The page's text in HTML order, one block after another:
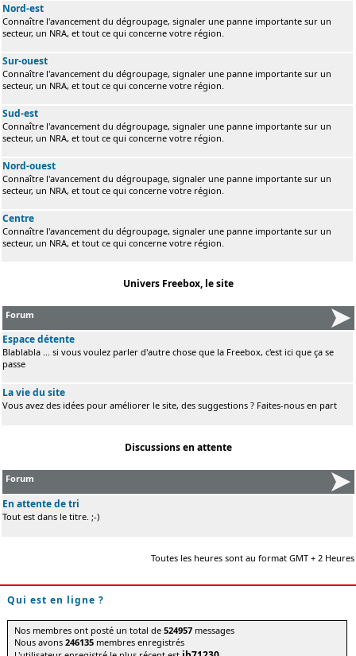
Nord-est
Connaître l'avancement du dégroupage, signaler une panne importante sur un
secteur, un NRA, et tout ce qui concerne votre région.
Sur-ouest
Connaître l'avancement du dégroupage, signaler une panne importante sur un
secteur, un NRA, et tout ce qui concerne votre région.
Sud-est
Connaître l'avancement du dégroupage, signaler une panne importante sur un
secteur, un NRA, et tout ce qui concerne votre région.
Nord-ouest
Connaître l'avancement du dégroupage, signaler une panne importante sur un
secteur, un NRA, et tout ce qui concerne votre région.
Centre
Connaître l'avancement du dégroupage, signaler une panne importante sur un
secteur, un NRA, et tout ce qui concerne votre région.
Univers Freebox, le site
Forum
Espace détente
Blablabla ... si vous voulez parler d'autre chose que la Freebox, c'est ici que ça se
passe
La vie du site
Vous avez des idées pour améliorer le site, des suggestions ? Faites-nous en part
Discussions en attente
Forum
En attente de tri
Tout est dans le titre. ;-)
Toutes les heures sont au format GMT + 2 Heures
Qui est en ligne ?
Nos membres ont posté un total de524957 messages
Nous avons246135 membres enregistrés